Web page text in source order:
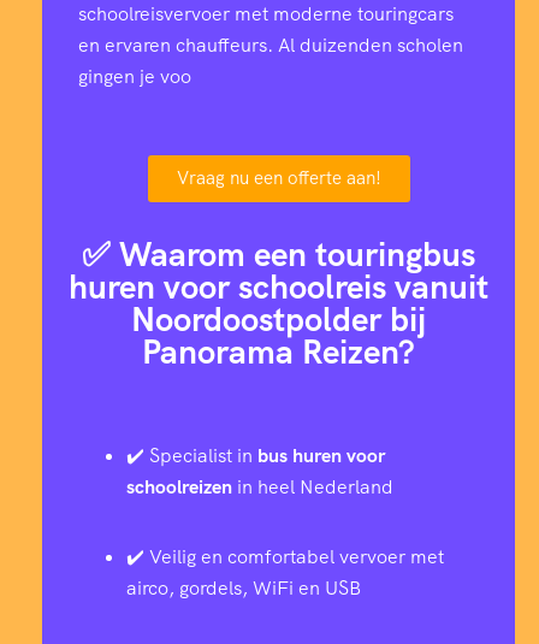
schoolreisvervoer met moderne touringcars
en ervaren chauffeurs. Al duizenden scholen
gingen je voo
Vraag nu een offerte aan!
✅ Waarom een touringbus
huren voor schoolreis vanuit
Noordoostpolder bij
Panorama Reizen?
✔️ Specialist in bus huren voor
schoolreizen in heel Nederland
✔️ Veilig en comfortabel vervoer met
airco, gordels, WiFi en USB